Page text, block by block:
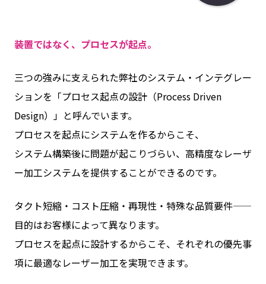
――装置ではなく、プロセスが起点。
三つの強みに支えられた弊社のシステム・インテグレー
ションを「プロセス起点の設計（Process Driven
Design）」と呼んでいます。
プロセスを起点にシステムを作るからこそ、
システム構築後に問題が起こりづらい、高精度なレーザ
ー加工システムを提供することができるのです。
タクト短縮・コスト圧縮・再現性・特殊な品質要件——
目的はお客様によって異なります。
プロセスを起点に設計するからこそ、それぞれの優先事
項に最適なレーザー加工を実現できます。